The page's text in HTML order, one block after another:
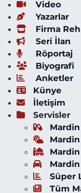
Video
Yazarlar
Firma
Seri İlan
Röportaj
Biyografi
Anketler
Künye
İletişim
Servisler
Süper
Tüm